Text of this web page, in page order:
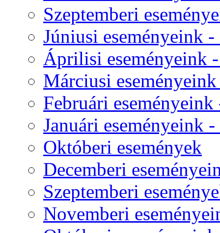
Szeptemberi
Júniusi eseményeink
Áprilisi eseményeink
Márciusi
Februári
Januári eseményeink
Októberi események
Decemberi
Szeptemberi
Novemberi